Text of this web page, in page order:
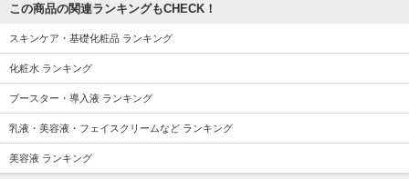
この商品の関連ランキングもCHECK！
スキンケア・基礎化粧品 ランキング
化粧水 ランキング
ブースター・導入液 ランキング
乳液・美容液・フェイスクリームなど ランキング
美容液 ランキング